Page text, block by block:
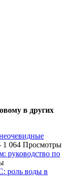
в других
1 064 Просмотры
руководство по
роль воды в